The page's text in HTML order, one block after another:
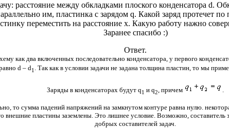
расстояние между обкладками плоского конденсатора d.
им, пластинка с зарядом q. Какой заряд протечет
переместить на расстояние х. Какую работу нажно
Заранее спасибо :)
Ответ.
как два включенных последовательно конденсатора, у первого
d – d1 . Так как в условии задачи не задана толщина пластин, то мы
Заряды в конденсаторах будут q1 и q2, причем .
то сумма падений напряжений на замкнутом контуре равна нулю.
внешние пластины заземлены. Это лишнее условие. Возможно, составитель
добрых составителей задач.